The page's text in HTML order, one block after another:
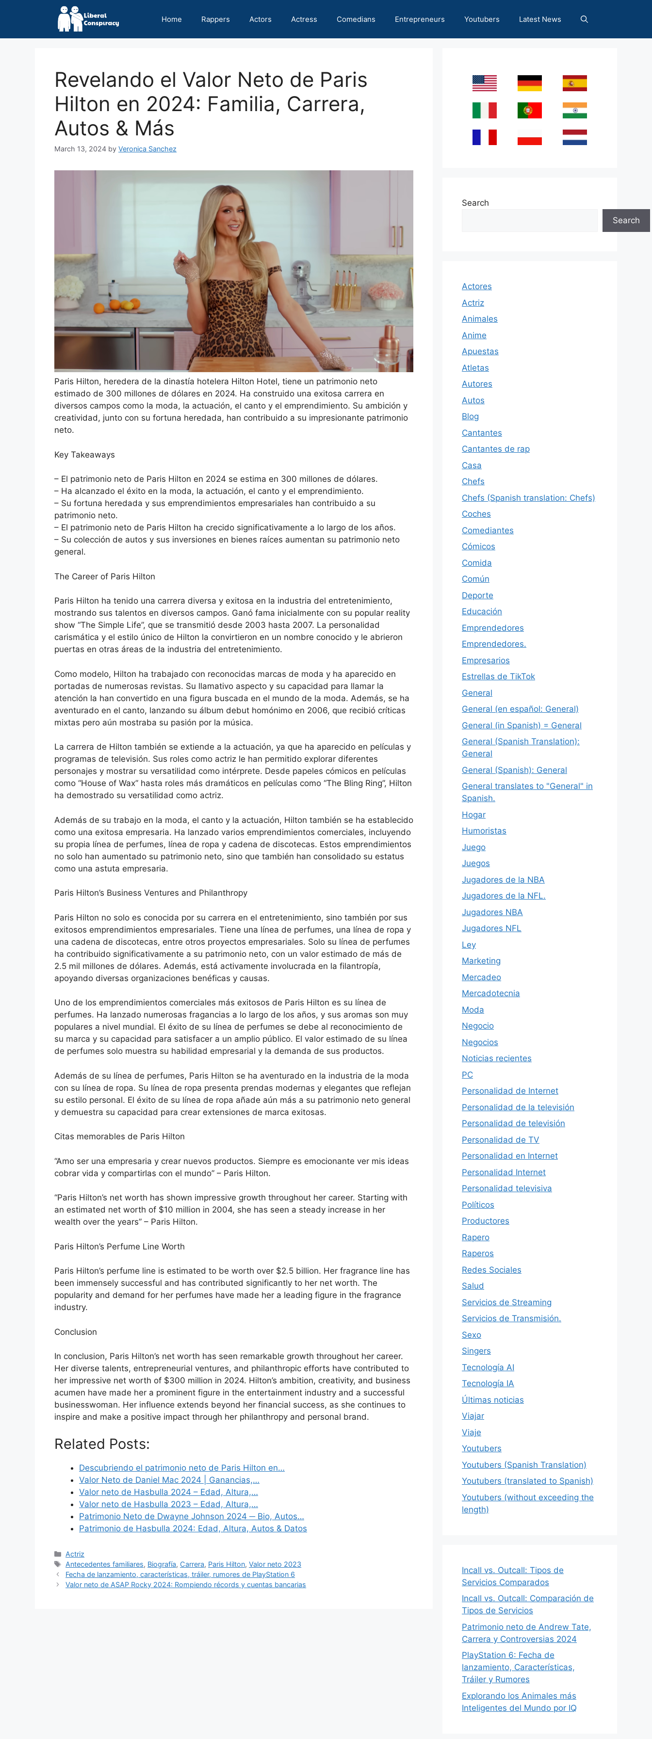
Home Rappers Actors Actress Comedians Entrepreneurs Youtubers Latest News
Revelando el Valor Neto de Paris
Hilton en 2024: Familia, Carrera,
Autos & Más
March 13, 2024 by Veronica Sanchez
Paris Hilton, heredera de la dinastía hotelera Hilton Hotel, tiene un patrimonio neto
estimado de 300 millones de dólares en 2024. Ha construido una exitosa carrera en
diversos campos como la moda, la actuación, el canto y el emprendimiento. Su ambición y
creatividad, junto con su fortuna heredada, han contribuido a su impresionante patrimonio
neto.
Key Takeaways
– El patrimonio neto de Paris Hilton en 2024 se estima en 300 millones de dólares.
– Ha alcanzado el éxito en la moda, la actuación, el canto y el emprendimiento.
– Su fortuna heredada y sus emprendimientos empresariales han contribuido a su
patrimonio neto.
– El patrimonio neto de Paris Hilton ha crecido significativamente a lo largo de los años.
– Su colección de autos y sus inversiones en bienes raíces aumentan su patrimonio neto
general.
The Career of Paris Hilton
Paris Hilton ha tenido una carrera diversa y exitosa en la industria del entretenimiento,
mostrando sus talentos en diversos campos. Ganó fama inicialmente con su popular reality
show “The Simple Life”, que se transmitió desde 2003 hasta 2007. La personalidad
carismática y el estilo único de Hilton la convirtieron en un nombre conocido y le abrieron
puertas en otras áreas de la industria del entretenimiento.
Como modelo, Hilton ha trabajado con reconocidas marcas de moda y ha aparecido en
portadas de numerosas revistas. Su llamativo aspecto y su capacidad para llamar la
atención la han convertido en una figura buscada en el mundo de la moda. Además, se ha
aventurado en el canto, lanzando su álbum debut homónimo en 2006, que recibió críticas
mixtas pero aún mostraba su pasión por la música.
La carrera de Hilton también se extiende a la actuación, ya que ha aparecido en películas y
programas de televisión. Sus roles como actriz le han permitido explorar diferentes
personajes y mostrar su versatilidad como intérprete. Desde papeles cómicos en películas
como “House of Wax” hasta roles más dramáticos en películas como “The Bling Ring”, Hilton
ha demostrado su versatilidad como actriz.
Además de su trabajo en la moda, el canto y la actuación, Hilton también se ha establecido
como una exitosa empresaria. Ha lanzado varios emprendimientos comerciales, incluyendo
su propia línea de perfumes, línea de ropa y cadena de discotecas. Estos emprendimientos
no solo han aumentado su patrimonio neto, sino que también han consolidado su estatus
como una astuta empresaria.
Paris Hilton’s Business Ventures and Philanthropy
Paris Hilton no solo es conocida por su carrera en el entretenimiento, sino también por sus
exitosos emprendimientos empresariales. Tiene una línea de perfumes, una línea de ropa y
una cadena de discotecas, entre otros proyectos empresariales. Solo su línea de perfumes
ha contribuido significativamente a su patrimonio neto, con un valor estimado de más de
2.5 mil millones de dólares. Además, está activamente involucrada en la filantropía,
apoyando diversas organizaciones benéficas y causas.
Uno de los emprendimientos comerciales más exitosos de Paris Hilton es su línea de
perfumes. Ha lanzado numerosas fragancias a lo largo de los años, y sus aromas son muy
populares a nivel mundial. El éxito de su línea de perfumes se debe al reconocimiento de
su marca y su capacidad para satisfacer a un amplio público. El valor estimado de su línea
de perfumes solo muestra su habilidad empresarial y la demanda de sus productos.
Además de su línea de perfumes, Paris Hilton se ha aventurado en la industria de la moda
con su línea de ropa. Su línea de ropa presenta prendas modernas y elegantes que reflejan
su estilo personal. El éxito de su línea de ropa añade aún más a su patrimonio neto general
y demuestra su capacidad para crear extensiones de marca exitosas.
Citas memorables de Paris Hilton
“Amo ser una empresaria y crear nuevos productos. Siempre es emocionante ver mis ideas
cobrar vida y compartirlas con el mundo” – Paris Hilton.
“Paris Hilton’s net worth has shown impressive growth throughout her career. Starting with
an estimated net worth of $10 million in 2004, she has seen a steady increase in her
wealth over the years” – Paris Hilton.
Paris Hilton’s Perfume Line Worth
Paris Hilton’s perfume line is estimated to be worth over $2.5 billion. Her fragrance line has
been immensely successful and has contributed significantly to her net worth. The
popularity and demand for her perfumes have made her a leading figure in the fragrance
industry.
Conclusion
In conclusion, Paris Hilton’s net worth has seen remarkable growth throughout her career.
Her diverse talents, entrepreneurial ventures, and philanthropic efforts have contributed to
her impressive net worth of $300 million in 2024. Hilton’s ambition, creativity, and business
acumen have made her a prominent figure in the entertainment industry and a successful
businesswoman. Her influence extends beyond her financial success, as she continues to
inspire and make a positive impact through her philanthropy and personal brand.
Related Posts:
Descubriendo el patrimonio neto de Paris Hilton en…
Valor Neto de Daniel Mac 2024 | Ganancias,…
Valor neto de Hasbulla 2024 – Edad, Altura,…
Valor neto de Hasbulla 2023 – Edad, Altura,…
Patrimonio Neto de Dwayne Johnson 2024 ─ Bio, Autos…
Patrimonio de Hasbulla 2024: Edad, Altura, Autos & Datos
Categories
Actriz
Tags
Antecedentes familiares, Biografía, Carrera, Paris Hilton,Valor neto 2023
Fecha de lanzamiento, características, tráiler, rumores de PlayStation 6
Valor neto de ASAP Rocky 2024: Rompiendo récords y cuentas bancarias
Search
Search
Actores
Actriz
Animales
Anime
Apuestas
Atletas
Autores
Autos
Blog
Cantantes
Cantantes de rap
Casa
Chefs
Chefs (Spanish translation: Chefs)
Coches
Comediantes
Cómicos
Comida
Común
Deporte
Educación
Emprendedores
Emprendedores.
Empresarios
Estrellas de TikTok
General
General (en español: General)
General (in Spanish) = General
General (Spanish Translation):
General
General (Spanish): General
General translates to "General" in
Spanish.
Hogar
Humoristas
Juego
Juegos
Jugadores de la NBA
Jugadores de la NFL.
Jugadores NBA
Jugadores NFL
Ley
Marketing
Mercadeo
Mercadotecnia
Moda
Negocio
Negocios
Noticias recientes
PC
Personalidad de Internet
Personalidad de la televisión
Personalidad de televisión
Personalidad de TV
Personalidad en Internet
Personalidad Internet
Personalidad televisiva
Políticos
Productores
Rapero
Raperos
Redes Sociales
Salud
Servicios de Streaming
Servicios de Transmisión.
Sexo
Singers
Tecnología AI
Tecnología IA
Últimas noticias
Viajar
Viaje
Youtubers
Youtubers (Spanish Translation)
Youtubers (translated to Spanish)
Youtubers (without exceeding the
length)
Incall vs. Outcall: Tipos de
Servicios Comparados
Incall vs. Outcall: Comparación de
Tipos de Servicios
Patrimonio neto de Andrew Tate,
Carrera y Controversias 2024
PlayStation 6: Fecha de
lanzamiento, Características,
Tráiler y Rumores
Explorando los Animales más
Inteligentes del Mundo por IQ